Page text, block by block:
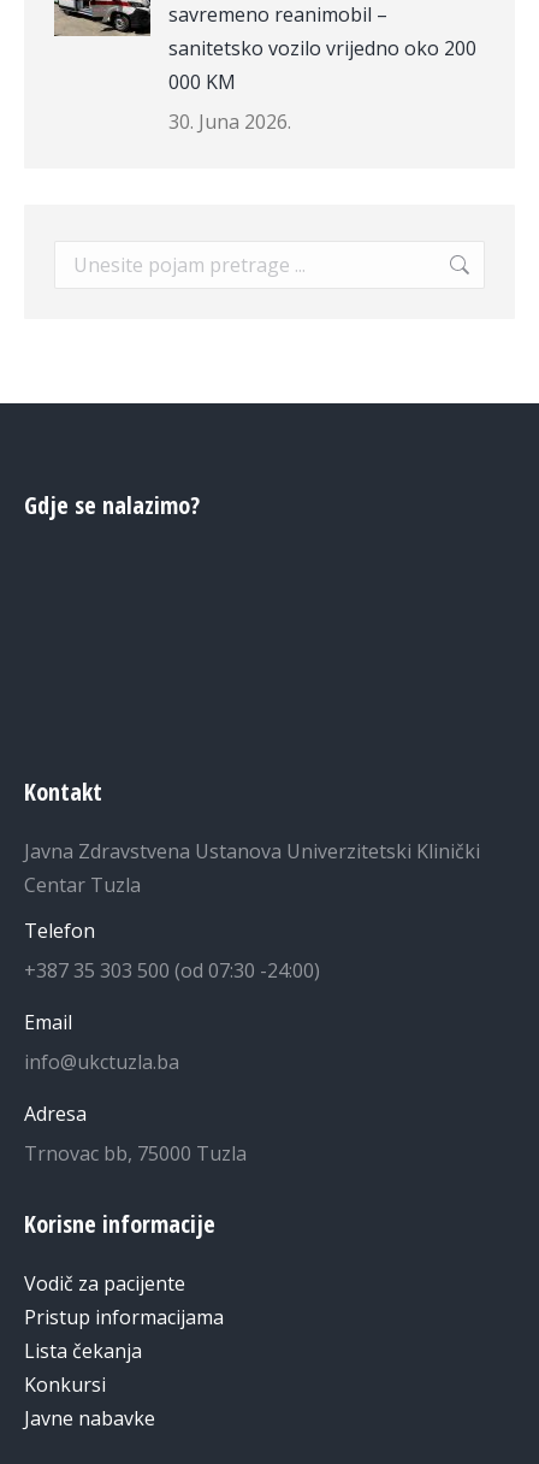
savremeno reanimobil –
sanitetsko vozilo vrijedno oko 200
000 KM
30. Juna 2026.
Search:
Gdje se nalazimo?
Kontakt
Javna Zdravstvena Ustanova Univerzitetski Klinički
Centar Tuzla
Telefon
+387 35 303 500 (od 07:30 -24:00)
Email
info@ukctuzla.ba
Adresa
Trnovac bb, 75000 Tuzla
Korisne informacije
Vodič za pacijente
Pristup informacijama
Lista čekanja
Konkursi
Javne nabavke